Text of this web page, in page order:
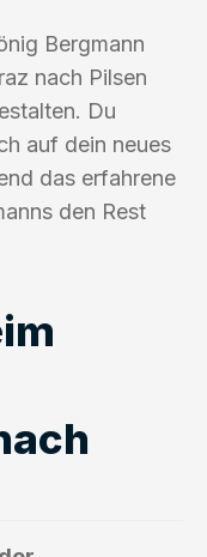
Bergmann
nach Pilsen
Du
auf dein neues
das erfahrene
den Rest